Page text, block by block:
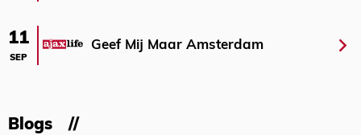
11
SEP
Geef Mij Maar Amsterdam
Blogs